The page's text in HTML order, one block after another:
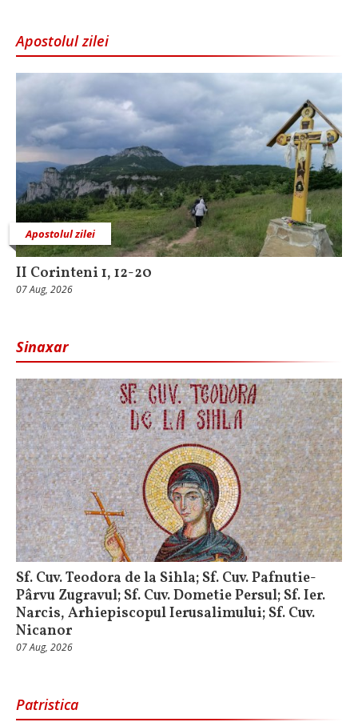
Apostolul zilei
Apostolul zilei
II Corinteni 1, 12-20
07 Aug, 2026
Sinaxar
Sf. Cuv. Teodora de la Sihla; Sf. Cuv. Pafnutie-
Pârvu Zugravul; Sf. Cuv. Dometie Persul; Sf. Ier.
Narcis, Arhiepiscopul Ierusalimului; Sf. Cuv.
Nicanor
07 Aug, 2026
Patristica